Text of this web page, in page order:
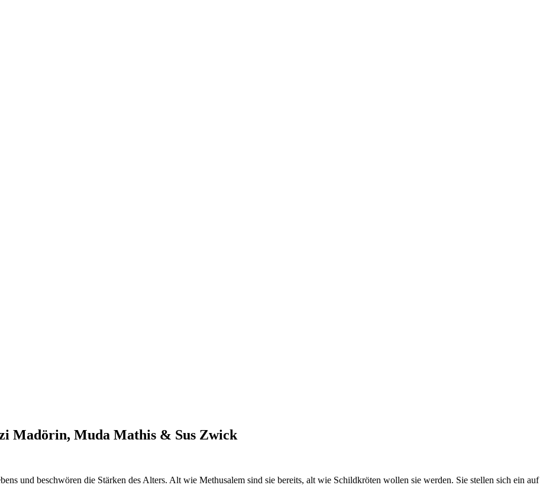
Madörin, Muda Mathis & Sus Zwick
und beschwören die Stärken des Alters. Alt wie Methusalem sind sie bereits, alt wie Schildkröten wollen sie werden. Sie stellen sich ein auf